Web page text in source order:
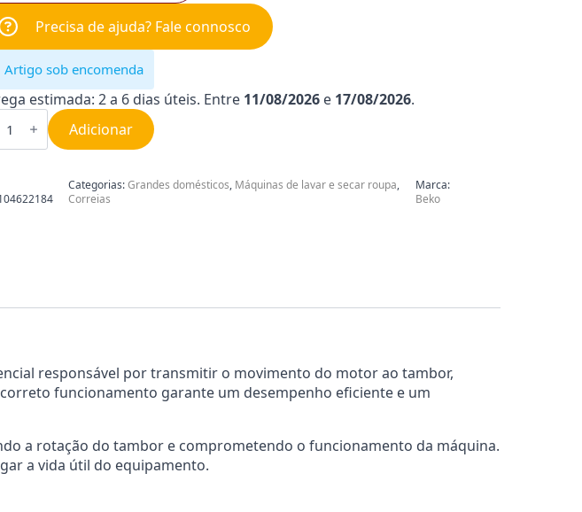
Precisa de ajuda? Fale connosco
Artigo sob encomenda
estimada: 2 a 6 dias úteis. Entre 11/08/2026 e 17/08/2026.
Adicionar
Categorias:Grandes domésticos, Máquinas de lavar e secar roupa,
Correias
Marca:
Beko
responsável por transmitir o movimento do motor ao tambor,
funcionamento garante um desempenho eficiente e um
a rotação do tambor e comprometendo o funcionamento da máquina.
a vida útil do equipamento.